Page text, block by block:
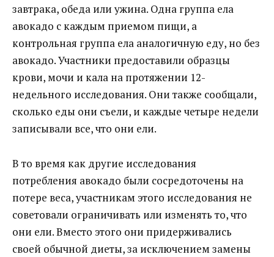
завтрака, обеда или ужина. Одна группа ела
авокадо с каждым приемом пищи, а
контрольная группа ела аналогичную еду, но без
авокадо. Участники предоставили образцы
крови, мочи и кала на протяжении 12-
недельного исследования. Они также сообщали,
сколько еды они съели, и каждые четыре недели
записывали все, что они ели.
В то время как другие исследования
потребления авокадо были сосредоточены на
потере веса, участникам этого исследования не
советовали ограничивать или изменять то, что
они ели. Вместо этого они придерживались
своей обычной диеты, за исключением замены